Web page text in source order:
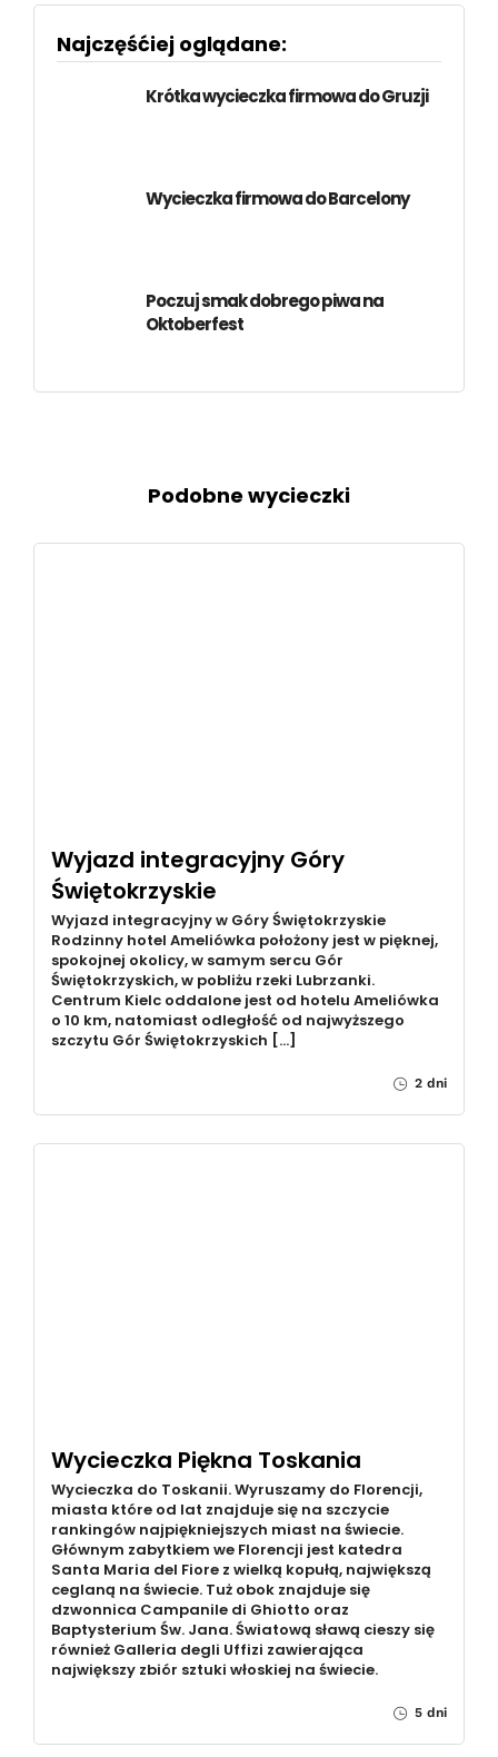
Najczęśćiej oglądane:
Krótka wycieczka firmowa do Gruzji
Wycieczka firmowa do Barcelony
Poczuj smak dobrego piwa na
Oktoberfest
Podobne wycieczki
Wyjazd integracyjny Góry
Świętokrzyskie
Wyjazd integracyjny w Góry Świętokrzyskie
Rodzinny hotel Ameliówka położony jest w pięknej,
spokojnej okolicy, w samym sercu Gór
Świętokrzyskich, w pobliżu rzeki Lubrzanki.
Centrum Kielc oddalone jest od hotelu Ameliówka
o 10 km, natomiast odległość od najwyższego
szczytu Gór Świętokrzyskich […]
2 dni
Wycieczka Piękna Toskania
Wycieczka do Toskanii. Wyruszamy do Florencji,
miasta które od lat znajduje się na szczycie
rankingów najpiękniejszych miast na świecie.
Głównym zabytkiem we Florencji jest katedra
Santa Maria del Fiore z wielką kopułą, największą
ceglaną na świecie. Tuż obok znajduje się
dzwonnica Campanile di Ghiotto oraz
Baptysterium Św. Jana. Światową sławą cieszy się
również Galleria degli Uffizi zawierająca
największy zbiór sztuki włoskiej na świecie.
5 dni